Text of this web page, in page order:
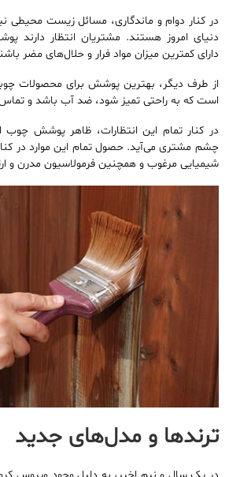
در کنار دوام و ماندگاری، مسائل زیست محیطی
دنیای امروز هستند. مشتریان انتظار دارند
دارای کمترین میزان مواد فرار و حلال‌های مضر
از طرف دیگر، بهترین پوشش برای محصولات
است که به راحتی تمیز شود، ضد آب باشد و
در کنار تمام این انتظارات، ظاهر پوشش
چشم مشتری می‌آید. حصول تمام این موارد در کنار
شیمیایی مرغوب و همچنین فرمولاسیون مدرن و
ترندها و مدل‌های جدید